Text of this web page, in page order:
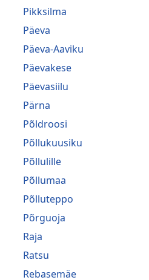
Pikksilma
Päeva
Päeva-Aaviku
Päevakese
Päevasiilu
Pärna
Põldroosi
Põllukuusiku
Põllulille
Põllumaa
Põlluteppo
Põrguoja
Raja
Ratsu
Rebasemäe